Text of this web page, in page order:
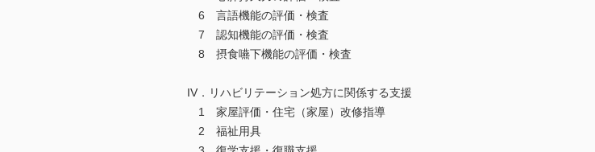
6 言語機能の評価・検査
7 認知機能の評価・検査
8 摂食嚥下機能の評価・検査
IV．リハビリテーション処方に関係する支援
1 家屋評価・住宅（家屋）改修指導
2 福祉用具